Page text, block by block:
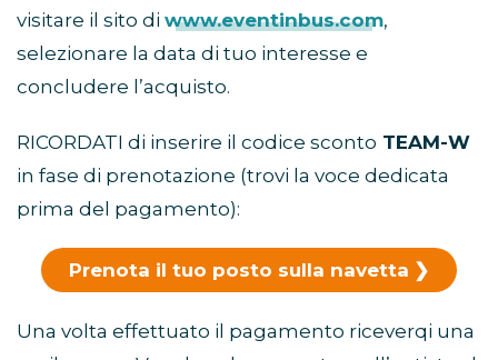
visitare il sito di www.eventinbus.com,
selezionare la data di tuo interesse e
concludere l’acquisto.
RICORDATI di inserire il codice sconto TEAM-W
in fase di prenotazione (trovi la voce dedicata
prima del pagamento):
Prenota il tuo posto sulla navetta
Una volta effettuato il pagamento riceverqi una